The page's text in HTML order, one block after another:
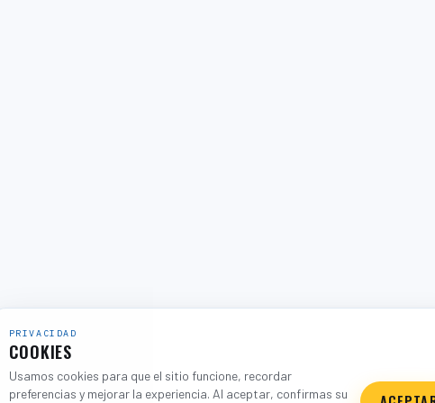
PRIVACIDAD
COOKIES
Usamos cookies para que el sitio funcione, recordar
preferencias y mejorar la experiencia. Al aceptar, confirmas su